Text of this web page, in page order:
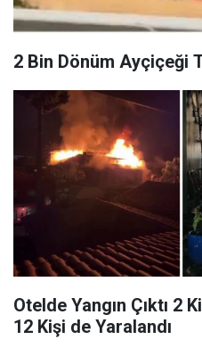
2 Bin Dönüm Ayçiçeği
Otelde Yangın Çıktı 2
12 Kişi de Yaralandı